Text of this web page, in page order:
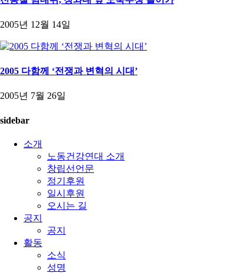
2005년 12월 14일
2005 다함께 ‘전쟁과 변혁의 시대’
2005년 7월 26일
sidebar
소개
노동건강연대 소개
창립선언문
정기후원
일시후원
오시는 길
공지
공지
활동
소식
성명